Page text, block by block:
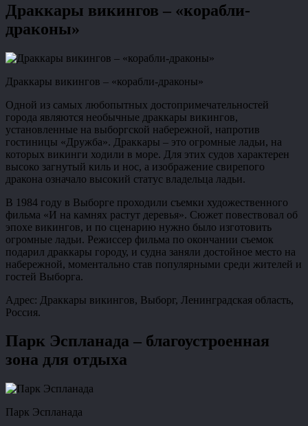
Драккары викингов – «корабли-
драконы»
Драккары викингов – «корабли-драконы»
Одной из самых любопытных достопримечательностей
города являются необычные драккары викингов,
установленные на выборгской набережной, напротив
гостиницы «Дружба». Драккары – это огромные ладьи, на
которых викинги ходили в море. Для этих судов характерен
высоко загнутый киль и нос, а изображение свирепого
дракона означало высокий статус владельца ладьи.
В 1984 году в Выборге проходили съемки художественного
фильма «И на камнях растут деревья». Сюжет повествовал об
эпохе викингов, и по сценарию нужно было изготовить
огромные ладьи. Режиссер фильма по окончании съемок
подарил драккары городу, и судна заняли достойное место на
набережной, моментально став популярными среди жителей и
гостей Выборга.
Адрес: Драккары викингов, Выборг, Ленинградская область,
Россия.
Парк Эспланада – благоустроенная
зона для отдыха
Парк Эспланада